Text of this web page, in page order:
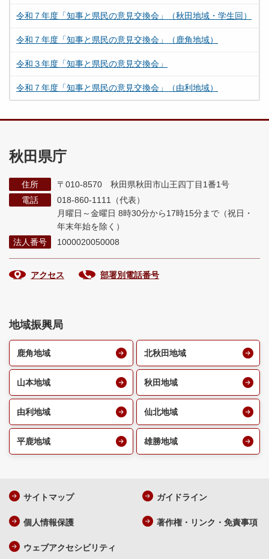
令和７年度「知事と県民の意見交換会」（秋田地域・学生回）
令和７年度「知事と県民の意見交換会」（鹿角地域）
令和３年度「知事と県民の意見交換会」
令和７年度「知事と県民の意見交換会」（由利地域）
秋田県庁
住所
〒010-8570 秋田県秋田市山王四丁目1番1号
電話
018-860-1111（代表）
月曜日～金曜日 8時30分から17時15分まで （祝日・
年末年始を除く）
法人番号
1000020050008
アクセス 部署別電話番号
地域振興局
鹿角地域 北秋田地域
山本地域 秋田地域
由利地域 仙北地域
平鹿地域 雄勝地域
サイトマップ ガイドライン
個人情報保護 著作権・リンク・免責事項
ウェブアクセシビリティ